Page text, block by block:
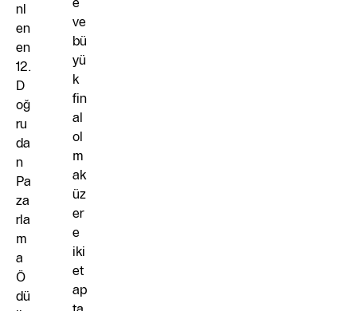
nl
en
en
12.
D
oğ
ru
da
n
Pa
za
rla
m
a
Ö
dü
ve
bü
yü
k
fin
al
ol
m
ak
üz
er
e
iki
et
ap